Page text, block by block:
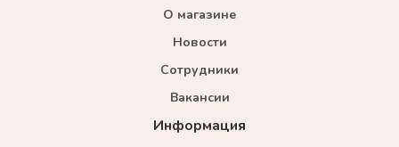
О магазине
Новости
Сотрудники
Вакансии
Информация